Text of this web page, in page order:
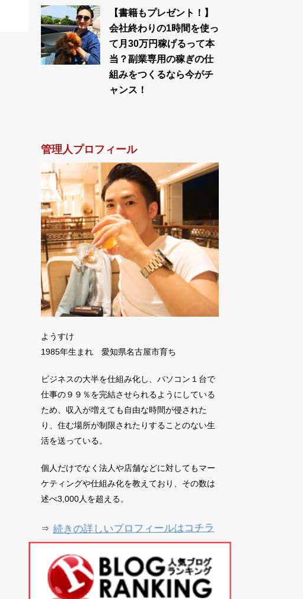
【書籍もプレゼント！】
会社終わりの1時間を使っ
て月30万円稼げるって本
当？副業専用の稼ぎの仕
組みをつくるなら今がチ
ャンス！
管理人プロフィール
ようすけ
1985年生まれ 愛知県名古屋市育ち
ビジネスの大半を仕組み化し、パソコン１台で
仕事の９９％を完結させられるようにしている
ため、収入が増えても自由な時間が侵された
り、住む場所が制限されたりすることのない生
活を送っている。
個人だけでなく法人や店舗などに対してもマー
ケティングや仕組み化を教えており、その数は
述べ3,000人を超える。
⇒ 続きの詳しいプロフィールはコチラ